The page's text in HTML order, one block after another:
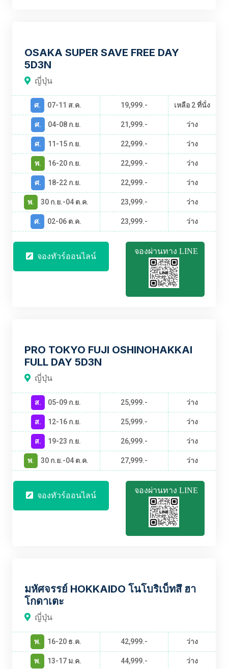
OSAKA SUPER SAVE FREE DAY
5D3N
ญี่ปุ่น
ศ. 07-11 ส.ค. 19,999.-
เหลือ 2 ที่นั่ง
ศ.
04-08 ก.ย. 21,999.-
ว่าง
ศ.
11-15 ก.ย. 22,999.-
ว่าง
พ.
16-20 ก.ย. 22,999.-
ว่าง
ศ.
18-22 ก.ย. 22,999.-
ว่าง
พ.
30 ก.ย.-04 ต.ค. 23,999.-
ว่าง
ศ.
02-06 ต.ค. 23,999.- ว่าง
จองทัวร์ออนไลน์ จองผ่านทาง LINE
PRO TOKYO FUJI OSHINOHAKKAI
FULL DAY 5D3N
ญี่ปุ่น
ส. 05-09 ก.ย. 25,999.-
ว่าง
ส.
12-16 ก.ย. 25,999.-
ว่าง
ส.
19-23 ก.ย. 26,999.-
ว่าง
พ.
30 ก.ย.-04 ต.ค. 27,999.- ว่าง
จองทัวร์ออนไลน์ จองผ่านทาง LINE
มหัศจรรย์ HOKKAIDO โนโบริเบ็ทสึ ฮา
โกดาเตะ
ญี่ปุ่น
พ. 16-20 ธ.ค. 42,999.-
ว่าง
พ.
13-17 ม.ค. 44,999.- ว่าง